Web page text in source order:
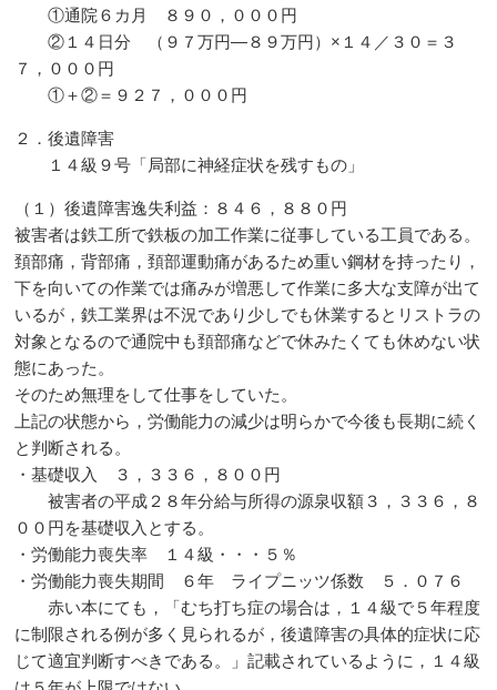
①通院６カ月 ８９０，０００円
②１４日分 （９７万円―８９万円）×１４／３０＝３
７，０００円
①＋②＝９２７，０００円
２．後遺障害
１４級９号「局部に神経症状を残すもの」
（１）後遺障害逸失利益：８４６，８８０円
被害者は鉄工所で鉄板の加工作業に従事している工員である。
頚部痛，背部痛，頚部運動痛があるため重い鋼材を持ったり，
下を向いての作業では痛みが増悪して作業に多大な支障が出て
いるが，鉄工業界は不況であり少しでも休業するとリストラの
対象となるので通院中も頚部痛などで休みたくても休めない状
態にあった。
そのため無理をして仕事をしていた。
上記の状態から，労働能力の減少は明らかで今後も長期に続く
と判断される。
・基礎収入 ３，３３６，８００円
被害者の平成２８年分給与所得の源泉収額３，３３６，８
００円を基礎収入とする。
・労働能力喪失率 １４級・・・５％
・労働能力喪失期間 ６年 ライプニッツ係数 ５．０７６
赤い本にても，「むち打ち症の場合は，１４級で５年程度
に制限される例が多く見られるが，後遺障害の具体的症状に応
じて適宜判断すべきである。」記載されているように，１４級